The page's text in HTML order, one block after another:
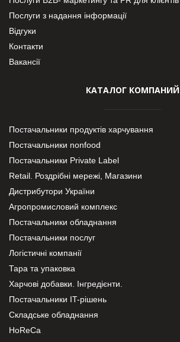
Послуги з надання інформації
Відгуки
Контакти
Вакансії
КАТАЛОГ КОМПАНИЙ
Постачальники продуктів харчування
Постачальники nonfood
Постачальники Private Label
Retail. Роздрібні мережі, Магазини
Дистрибутори України
Агропромисловий комплекс
Постачальники обладнання
Постачальники послуг
Логістичні компанії
Тара та упаковка
Харчові добавки. Інгредієнти.
Постачальники IT-рішень
Складське обладнання
HoReCa